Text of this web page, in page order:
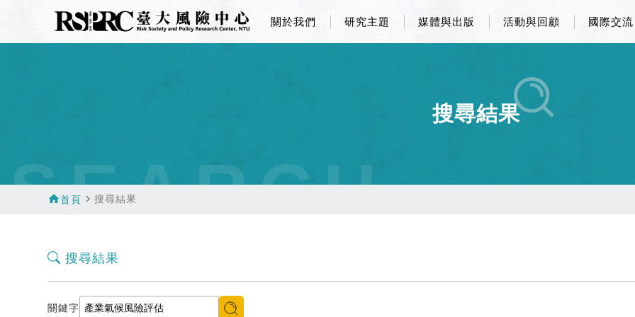
關於我們 研究主題 媒體與出版 活動與回顧 國際交流
搜尋結果
SEARCH
home首頁 navigate_next搜尋結果
搜尋結果
關鍵字